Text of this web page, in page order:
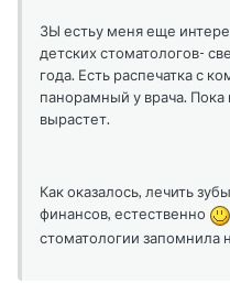
ЗЫ естьу меня еще
детских стоматологов-
года. Есть распечатка с
панорамный у врача.
вырастет.
Как оказалось, лечить
финансов, естественно
стоматологии запомнила